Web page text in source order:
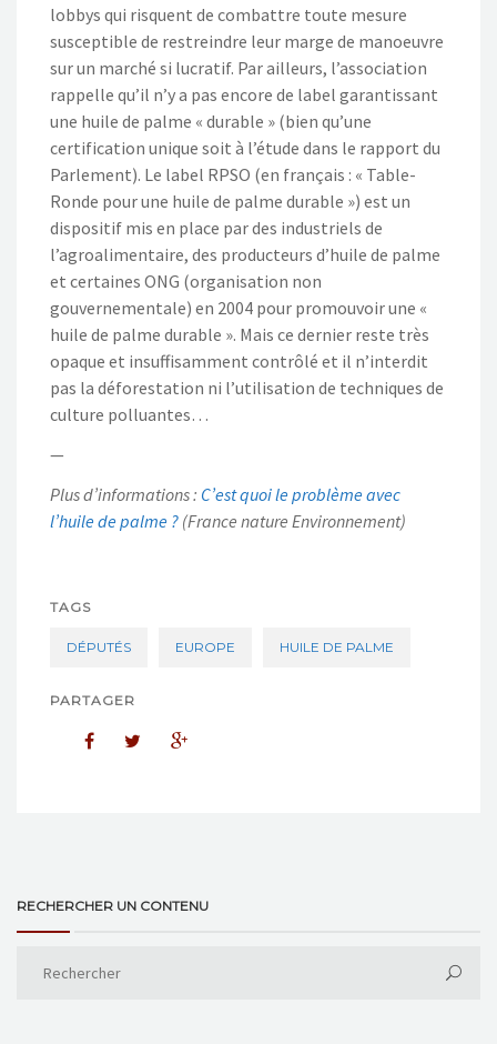
lobbys qui risquent de combattre toute mesure
susceptible de restreindre leur marge de manoeuvre
sur un marché si lucratif. Par ailleurs, l’association
rappelle qu’il n’y a pas encore de label garantissant
une huile de palme « durable » (bien qu’une
certification unique soit à l’étude dans le rapport du
Parlement). Le label RPSO (en français : « Table-
Ronde pour une huile de palme durable ») est un
dispositif mis en place par des industriels de
l’agroalimentaire, des producteurs d’huile de palme
et certaines ONG (organisation non
gouvernementale) en 2004 pour promouvoir une «
huile de palme durable ». Mais ce dernier reste très
opaque et insuffisamment contrôlé et il n’interdit
pas la déforestation ni l’utilisation de techniques de
culture polluantes…
—
Plus d’informations : C’est quoi le problème avec
l’huile de palme ? (France nature Environnement)
TAGS
DÉPUTÉS EUROPE HUILE DE PALME
PARTAGER
RECHERCHER UN CONTENU